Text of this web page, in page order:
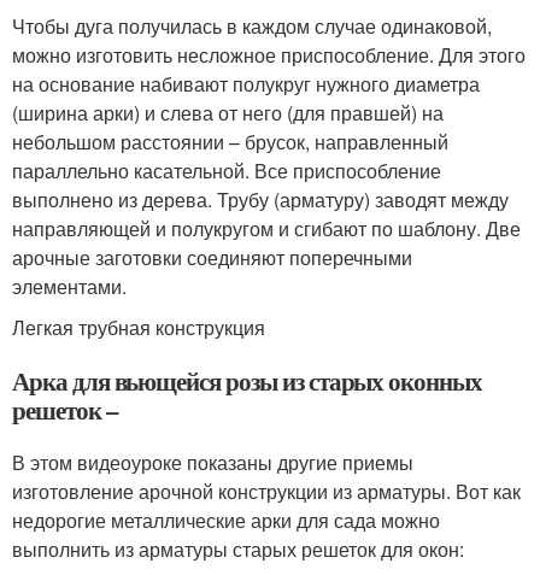
Чтобы дуга получилась в каждом случае одинаковой,
можно изготовить несложное приспособление. Для этого
на основание набивают полукруг нужного диаметра
(ширина арки) и слева от него (для правшей) на
небольшом расстоянии – брусок, направленный
параллельно касательной. Все приспособление
выполнено из дерева. Трубу (арматуру) заводят между
направляющей и полукругом и сгибают по шаблону. Две
арочные заготовки соединяют поперечными
элементами.
Легкая трубная конструкция
Арка для вьющейся розы из старых оконных
решеток –
В этом видеоуроке показаны другие приемы
изготовление арочной конструкции из арматуры. Вот как
недорогие металлические арки для сада можно
выполнить из арматуры старых решеток для окон: